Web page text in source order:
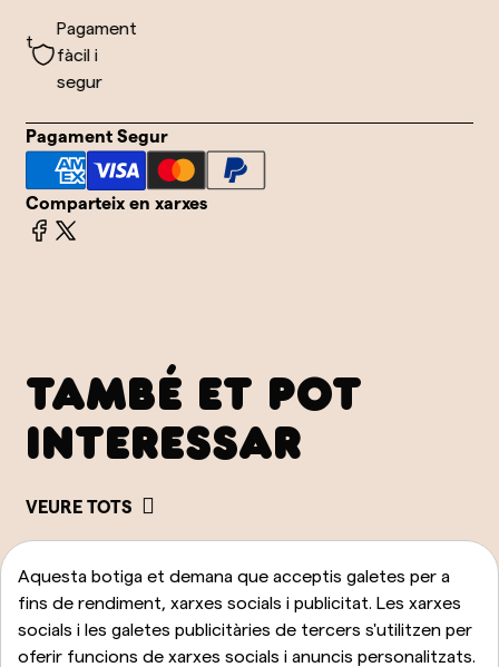
Pagament
fàcil i
segur
Pagament Segur
Comparteix en xarxes
TAMBÉ ET POT
INTERESSAR
VEURE TOTS
Aquesta botiga et demana que acceptis galetes per a
fins de rendiment, xarxes socials i publicitat. Les xarxes
socials i les galetes publicitàries de tercers s'utilitzen per
oferir funcions de xarxes socials i anuncis personalitzats.